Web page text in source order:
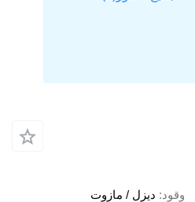
ديزل / مازوت